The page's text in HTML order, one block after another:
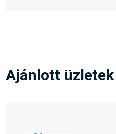
Ajánlott üzletek